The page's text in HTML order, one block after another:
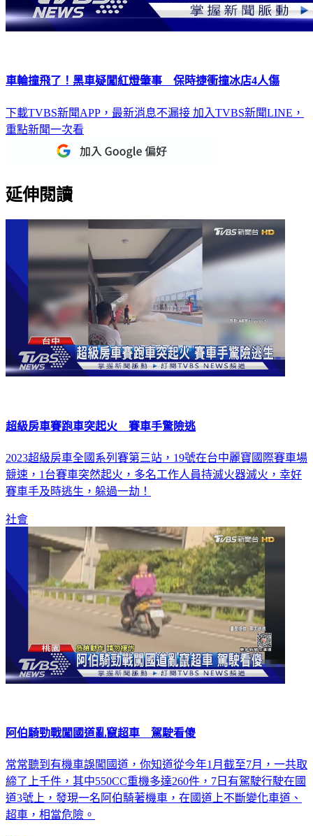
車輪撞飛了！黑車疑闖紅燈肇事 保時捷衝撞冰店4人傷
下載TVBS新聞APP，最新消息不漏接 加入TVBS新聞LINE，
重點新聞一次看
延伸閱讀
超級房車賽跑車突起火 賽車手驚險逃
2023超級房車全國系列賽第三站，19號在台中麗寶國際賽車場
競速，1台賽車突然起火，多名工作人員持滅火器滅火，幸好
賽車手及時逃生，躲過一劫！
社會
阿伯騎勁戰闖國道亂竄超車 駕駛看傻
常常聽到有機車誤闖國道，你知道從今年1月截至7月，一共取
締了上千件，其中550CC重機多達260件，7日有駕駛行駛在國
道3號上，發現一名阿伯騎著機車，在國道上不斷變化車道、
超車，相當危險。